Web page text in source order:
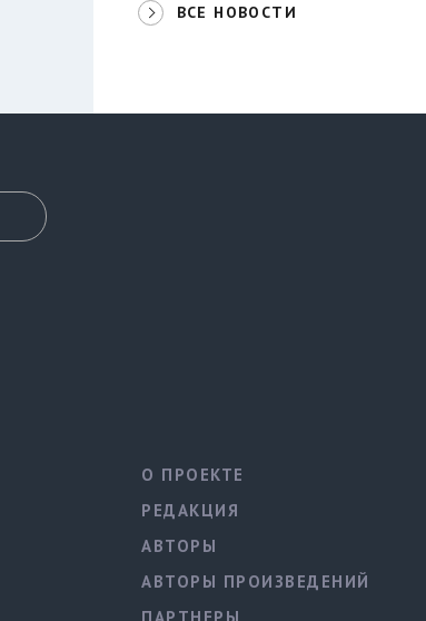
ВСЕ НОВОСТИ
О ПРОЕКТЕ
РЕДАКЦИЯ
АВТОРЫ
АВТОРЫ ПРОИЗВЕДЕНИЙ